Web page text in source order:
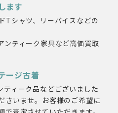
ます
Tシャツ、リーバイスなどの
ンティーク家具など高価買取
ージ古着
ティーク品などございました
さいませ。お客様のご希望に